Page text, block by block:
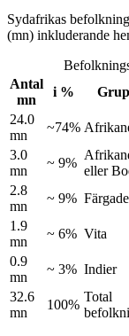
Sydafrikas
(mn) inkluderande
Antal
mn
i %
24.0
mn
~74%
3.0
mn
~ 9%
eller
2.8
mn
~ 9% Färgade
1.9
mn
~ 6% Vita
0.9
mn
~ 3% Indier
32.6
mn
100%
Total